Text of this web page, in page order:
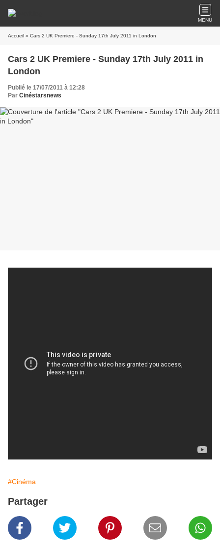
MENU
Accueil » Cars 2 UK Premiere - Sunday 17th July 2011 in London
Cars 2 UK Premiere - Sunday 17th July 2011 in
London
Publié le 17/07/2011 à 12:28
Par Cinéstarsnews
#Cinéma
Partager